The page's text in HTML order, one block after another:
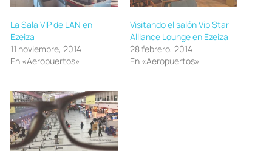
La Sala VIP de LAN en
Ezeiza
11 noviembre, 2014
En «Aeropuertos»
Visitando el salón Vip Star
Alliance Lounge en Ezeiza
28 febrero, 2014
En «Aeropuertos»